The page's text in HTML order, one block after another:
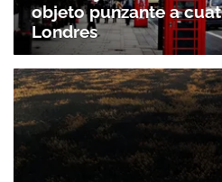
objeto punzante a
Londres